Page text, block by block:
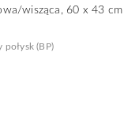
wisząca, 60 x 43 cm
połysk (BP)